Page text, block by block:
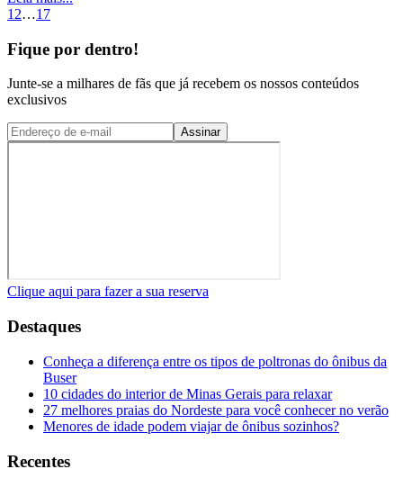
1 2…17
Fique por dentro!
Junte-se a milhares de fãs que já recebem os nossos conteúdos
exclusivos
Assinar
Clique aqui para fazer a sua reserva
Destaques
Conheça a diferença entre os tipos de poltronas do ônibus da
Buser
10 cidades do interior de Minas Gerais para relaxar
27 melhores praias do Nordeste para você conhecer no verão
Menores de idade podem viajar de ônibus sozinhos?
Recentes